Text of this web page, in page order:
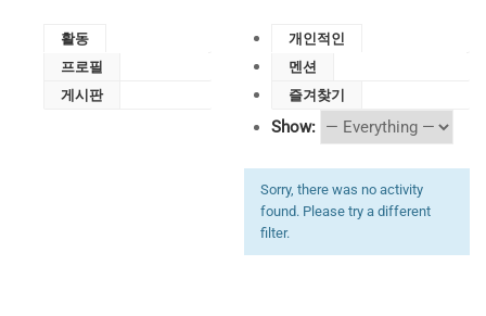
활동
프로필
게시판
개인적인
멘션
즐겨찾기
Show:
Sorry, there was no activity
found. Please try a different
filter.